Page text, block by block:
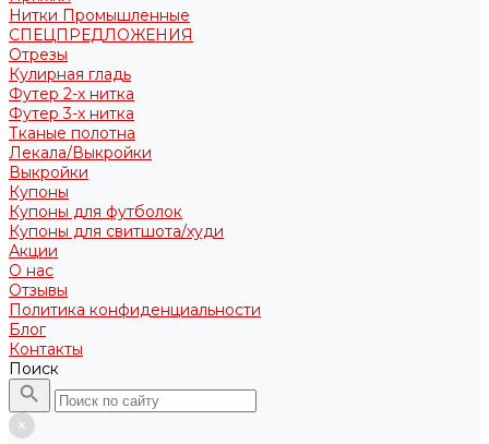
Нитки Промышленные
СПЕЦПРЕДЛОЖЕНИЯ
Отрезы
Кулирная гладь
Футер 2-х нитка
Футер 3-х нитка
Тканые полотна
Лекала/Выкройки
Выкройки
Купоны
Купоны для футболок
Купоны для свитшота/худи
Акции
О нас
Отзывы
Политика конфиденциальности
Блог
Контакты
Поиск